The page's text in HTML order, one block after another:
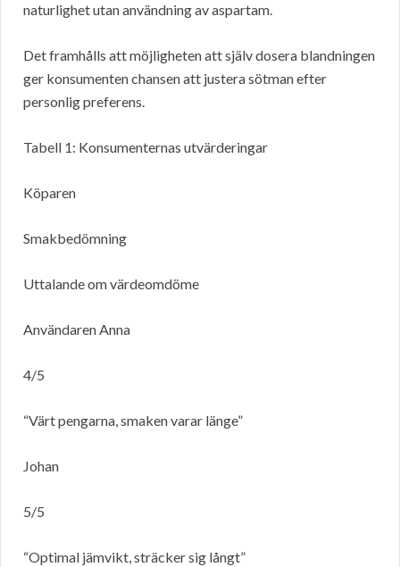
naturlighet utan användning av aspartam.
Det framhålls att möjligheten att själv dosera blandningen
ger konsumenten chansen att justera sötman efter
personlig preferens.
Tabell 1: Konsumenternas utvärderingar
Köparen
Smakbedömning
Uttalande om värdeomdöme
Användaren Anna
4/5
“Värt pengarna, smaken varar länge”
Johan
5/5
“Optimal jämvikt, sträcker sig långt”